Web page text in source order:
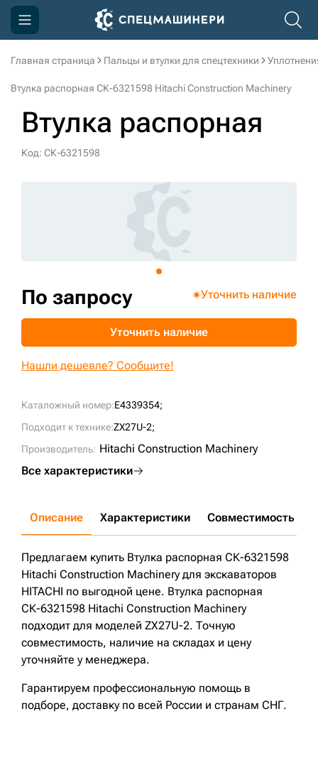
Главная страница Пальцы и втулки для спецтехники
Втулка распорная СК-6321598 Hitachi Construction Machinery
Втулка распорная
Код: СК-6321598
Каталожный номер:E4339354;
Подходит к технике:ZX27U-2;
Производитель: Hitachi Construction Machinery
Все характеристики
По запросу Уточнить наличие
Уточнить наличие
Нашли дешевле? Сообщите!
Описание Характеристики Совместимость
Предлагаем купить Втулка распорная СК-6321598
Hitachi Construction Machinery для экскаваторов
HITACHI по выгодной цене. Втулка распорная
СК-6321598 Hitachi Construction Machinery
подходит для моделей ZX27U-2. Точную
совместимость, наличие на складах и цену
уточняйте у менеджера.
Гарантируем профессиональную помощь в
подборе, доставку по всей России и странам СНГ.
Компания
Доставка и оплата
Информация
sksale@skdst.ru
+7 (499) 394-50-93